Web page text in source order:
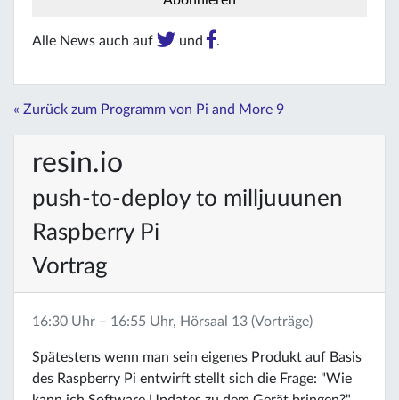
Alle News auch auf und .
« Zurück zum Programm von Pi and More 9
resin.io
push-to-deploy to milljuuunen
Raspberry Pi
Vortrag
16:30 Uhr – 16:55 Uhr, Hörsaal 13 (Vorträge)
Spätestens wenn man sein eigenes Produkt auf Basis
des Raspberry Pi entwirft stellt sich die Frage: "Wie